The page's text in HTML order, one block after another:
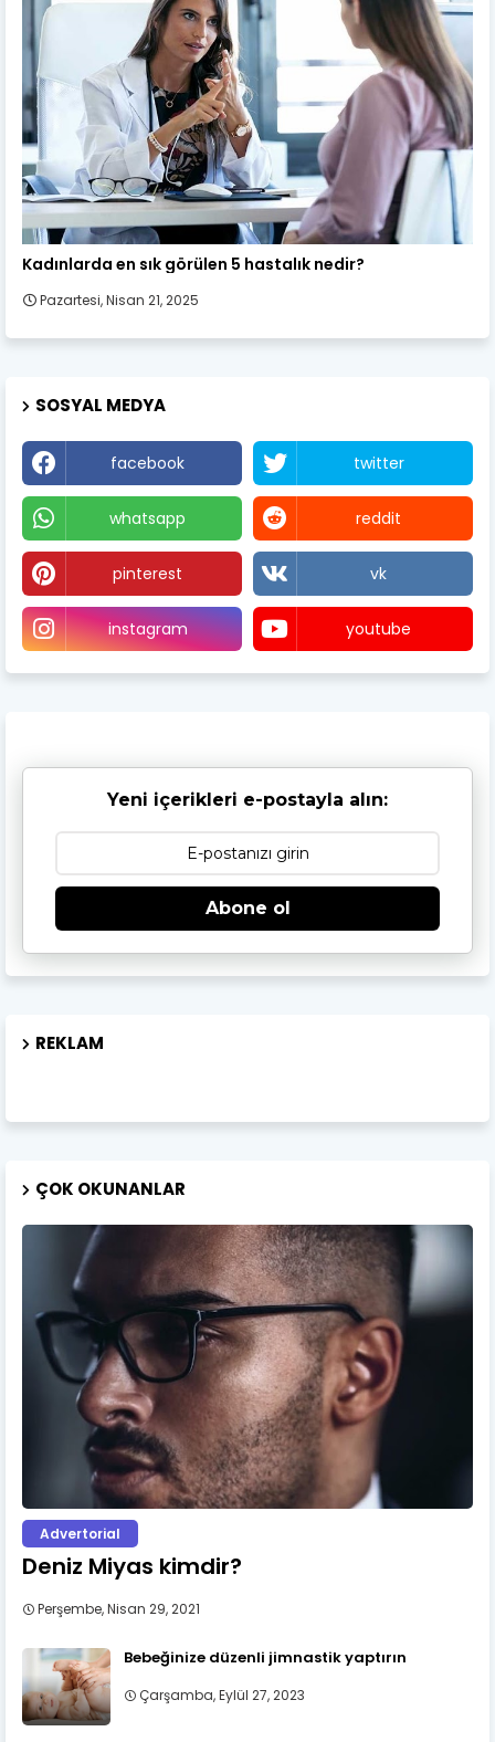
Kadın Sağlığı
Kadınlarda en sık görülen 5 hastalık nedir?
Pazartesi, Nisan 21, 2025
SOSYAL MEDYA
facebook twitter
whatsapp reddit
pinterest vk
instagram youtube
Yeni içerikleri e-postayla alın:
Abone ol
REKLAM
ÇOK OKUNANLAR
Advertorial
Deniz Miyas kimdir?
Perşembe, Nisan 29, 2021
Bebeğinize düzenli jimnastik yaptırın
Çarşamba, Eylül 27, 2023